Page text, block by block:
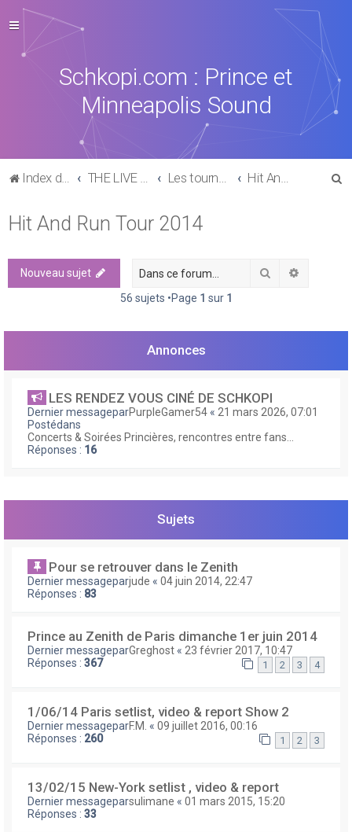
Schkopi.com : Prince et
Minneapolis Sound
Index du forum THE LIVE EXPERIENCE Les tournées, concerts, aftershows de 1977 à aujourd'hui Hit And Run Tour 2014
h
r
Hit And Run Tour 2014
Nouveau sujet Rechercher
56 sujets •Page 1 sur 1
Annonces
LES RENDEZ VOUS CINÉ DE SCHKOPI
Dernier messageparPurpleGamer54 « 21 mars 2026, 07:01
Postédans
Concerts & Soirées Princières, rencontres entre fans...
Réponses : 16
Sujets
Pour se retrouver dans le Zenith
Dernier messageparjude « 04 juin 2014, 22:47
Réponses : 83
Prince au Zenith de Paris dimanche 1er juin 2014
Dernier messageparGreghost « 23 février 2017, 10:47
Réponses : 367 1 2 3 4
1/06/14 Paris setlist, video & report Show 2
Dernier messageparF.M. « 09 juillet 2016, 00:16
Réponses : 260 1 2 3
13/02/15 New-York setlist , video & report
Dernier messageparsulimane « 01 mars 2015, 15:20
Réponses : 33